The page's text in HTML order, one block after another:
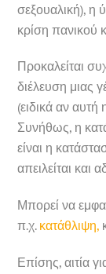
σεξουαλική), η
κρίση πανικού
Προκαλείται
διέλευση μιας
(ειδικά αν
Συνήθως, η
είναι η
απειλείται και
Μπορεί να
π.χ.κατάθλιψη,
Επίσης, αιτία